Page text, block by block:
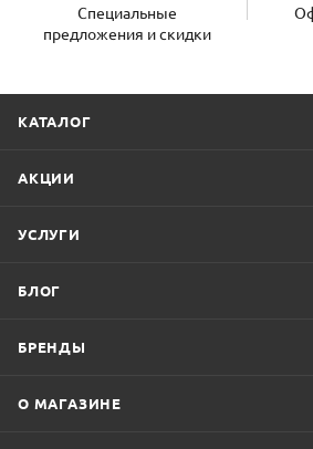
Специальные
предложения и скидки
КАТАЛОГ
АКЦИИ
УСЛУГИ
БЛОГ
БРЕНДЫ
О МАГАЗИНЕ